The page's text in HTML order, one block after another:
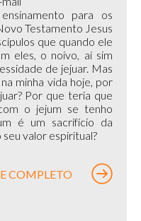
para os
Testamento Jesus
que quando ele
eles, o noivo, aí sim
de jejuar. Mas
minha vida hoje, por
Por que teria que
o jejum se tenho
é um sacrifício da
seu valor espiritual?
COMPLETO